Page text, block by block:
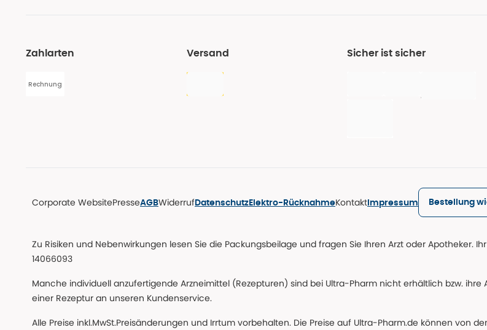
Zahlarten
Rechnung
Versand Sicher ist sicher
Corporate WebsitePresseAGBWiderruf Datenschutz Elektro-RücknahmeKontakt Impressum Bestellung
Zu Risiken und Nebenwirkungen lesen Sie die Packungsbeilage und fragen Sie Ihren Arzt oder Apotheker.
14066093
Manche individuell anzufertigende Arzneimittel (Rezepturen) sind bei Ultra-Pharm nicht erhältlich bzw.
einer Rezeptur an unseren Kundenservice.
Alle Preise inkl.MwSt.Preisänderungen und Irrtum vorbehalten. Die Preise auf Ultra-Pharm.de können von